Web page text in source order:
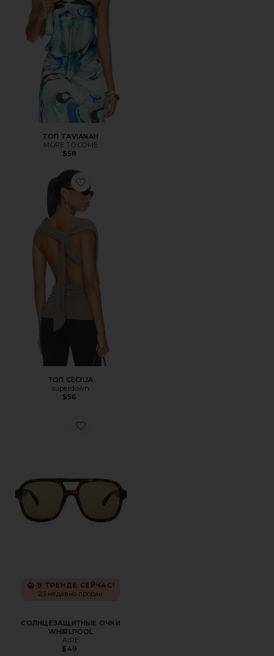
ТОП TAVIANAH
MORE TO COME
$58
Favorite ТОП CECILIA
ТОП CECILIA
superdown
$56
Favorite СОЛНЦЕЗАЩИТНЫЕ ОЧКИ WHIRLPOOL
В ТРЕНДЕ СЕЙЧАС!
23 недавно продан
СОЛНЦЕЗАЩИТНЫЕ ОЧКИ
WHIRLPOOL
AIRE
$49